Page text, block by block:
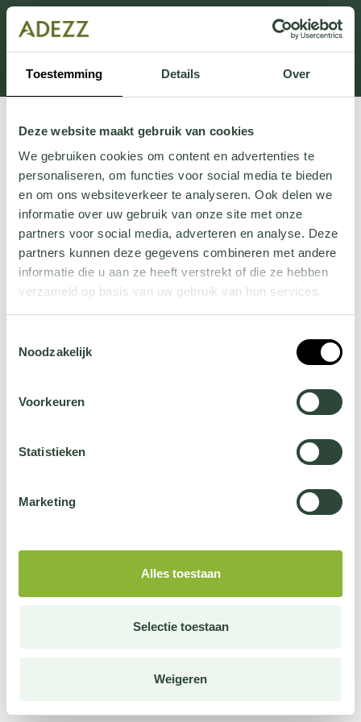
Toestemming Details Over
Deze website maakt gebruik van cookies
We gebruiken cookies om content en advertenties te
personaliseren, om functies voor social media te bieden
en om ons websiteverkeer te analyseren. Ook delen we
informatie over uw gebruik van onze site met onze
partners voor social media, adverteren en analyse. Deze
partners kunnen deze gegevens combineren met andere
informatie die u aan ze heeft verstrekt of die ze hebben
verzameld op basis van uw gebruik van hun services.
jehier.
Noodzakelijk
Voorkeuren
Statistieken
Marketing
Alles toestaan
Selectie toestaan
Weigeren
Dit onderdeel is momenteel in onderhoud.
Als je informatie mist kun je ons bellen +31 413 274
168 of mailen
Customersupport@adezz.com.